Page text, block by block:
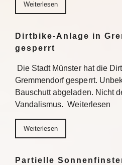
Weiterlesen
Dirtbike-Anlage in
gesperrt
Die Stadt Münster hat die
Gremmendorf gesperrt.
Bauschutt abgeladen. Nicht
Vandalismus. Weiterlesen
Weiterlesen
Partielle